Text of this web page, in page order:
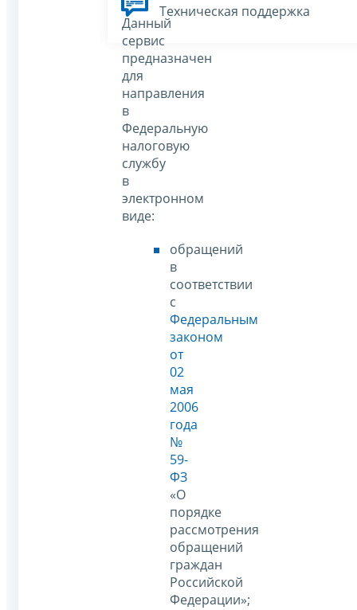
Данный
сервис
предназначен
для
направления
в
Федеральную
налоговую
службу
в
электронном
виде:
обращений
в
соответствии
с
Федеральным
законом
от
02
мая
2006
года
№
59-
ФЗ
«О
порядке
рассмотрения
обращений
граждан
Российской
Федерации»;
Техническая поддержка